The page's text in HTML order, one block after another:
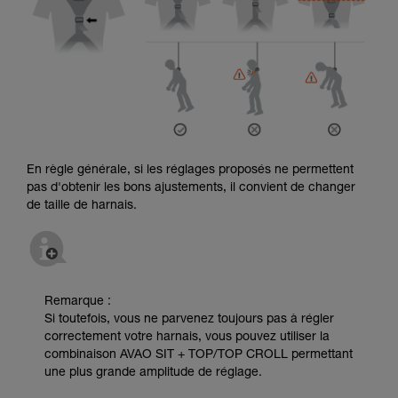
En règle générale, si les réglages proposés ne permettent
pas d'obtenir les bons ajustements, il convient de changer
de taille de harnais.
Remarque :
Si toutefois, vous ne parvenez toujours pas à régler
correctement votre harnais, vous pouvez utiliser la
combinaison AVAO SIT + TOP/TOP CROLL permettant
une plus grande amplitude de réglage.